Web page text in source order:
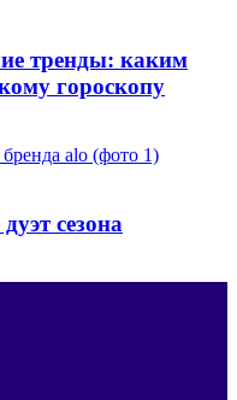
тренды: каким
гороскопу
сезона